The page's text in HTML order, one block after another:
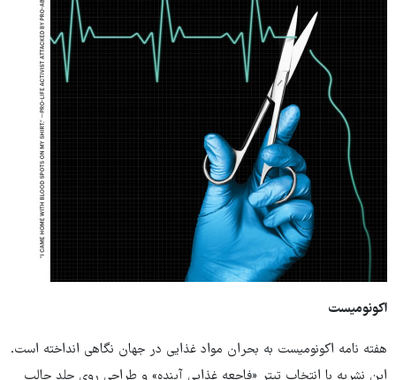
اکونومیست
هفته نامه اکونومیست به بحران مواد غذایی در جهان نگاهی انداخته است.
این نشریه با انتخاب تیتر «فاجعه غذایی آینده» و طراحی روی جلد جالب